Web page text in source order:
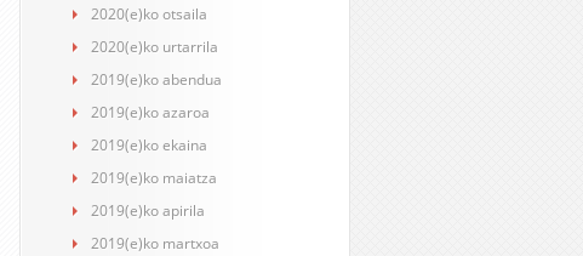
2020(e)ko otsaila
2020(e)ko urtarrila
2019(e)ko abendua
2019(e)ko azaroa
2019(e)ko ekaina
2019(e)ko maiatza
2019(e)ko apirila
2019(e)ko martxoa